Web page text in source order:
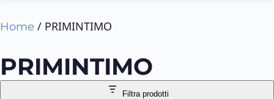
Home / PRIMINTIMO
PRIMINTIMO
Filtra prodotti